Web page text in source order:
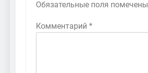
Обязательные поля помечены
Комментарий *